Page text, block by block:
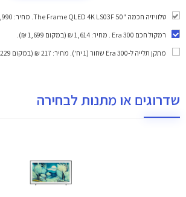
טלוויזיה חכמה "50 ‎The Frame QLED 4K LS03F. מחיר: 3,990 ₪.
רמקול חכם Era 300
. מחיר: 1,614 ₪ (במקום 1,699 ₪).
מתקן תלייה ל-Era 300 שחור (1 יח')
. מחיר: 217 ₪ (במקום 229 ₪).
שדרוגים או מתנות לבחירה